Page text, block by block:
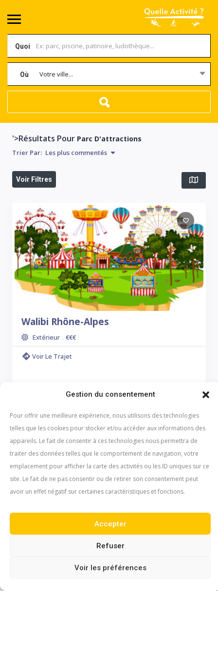
Gestion du consentement
Pour offrir une meilleure expérience, nous utilisons des technologies
telles que les cookies pour stocker et/ou accéder aux informations des
appareils. Le fait de consentir à ces technologies nous permettra de
traiter des données telles que le comportement de navigation, votre
emplacement pour afficher la carte des activités ou les ID uniques sur ce
site. Le fait de ne pas consentir ou de retirer son consentement peut
avoir un effet négatif sur certaines caractéristiques et fonctions.
Accepter
Refuser
Voir les préférences
Quoi
Où Votre ville...
'>Résultats Pour Parc D'attractions
Trier Par: Les plus commentés
Voir Filtres
Walibi Rhône-Alpes
Extérieur €€€
Voir Le Trajet